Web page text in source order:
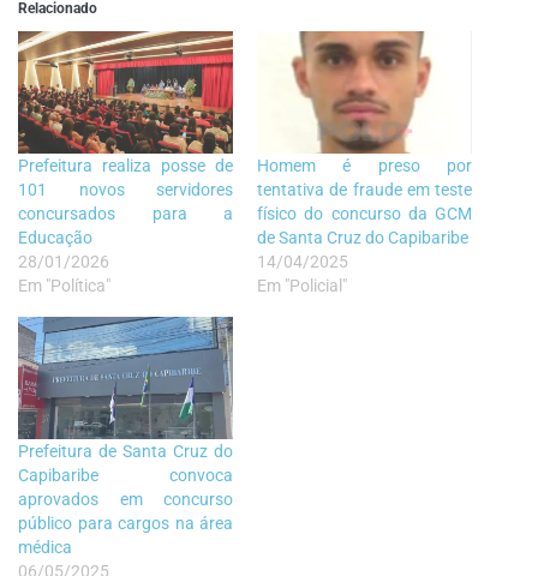
Relacionado
Prefeitura realiza posse de
101 novos servidores
concursados para a
Educação
28/01/2026
Em "Política"
Homem é preso por
tentativa de fraude em teste
físico do concurso da GCM
de Santa Cruz do Capibaribe
14/04/2025
Em "Policial"
Prefeitura de Santa Cruz do
Capibaribe convoca
aprovados em concurso
público para cargos na área
médica
06/05/2025